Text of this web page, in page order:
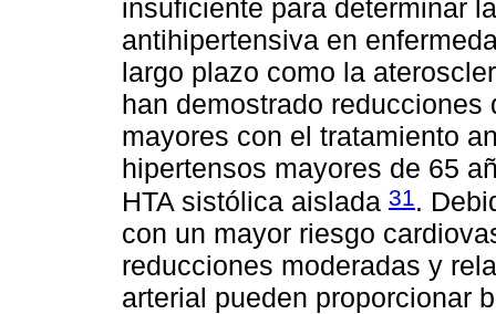
insuficiente para determinar
antihipertensiva en
largo plazo como la
han demostrado
mayores con el tratamiento
hipertensos mayores de 65
HTA sistólica aislada 31 .
con un mayor riesgo
reducciones moderadas y
arterial pueden proporcionar